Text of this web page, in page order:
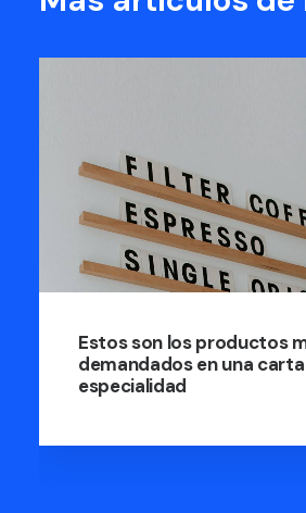
los productos más
en una carta de café de